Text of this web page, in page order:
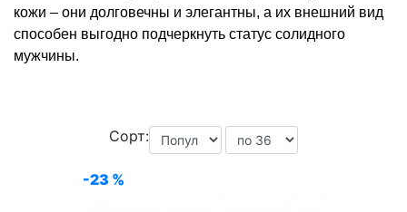
кожи – они долговечны и элегантны, а их внешний вид
способен выгодно подчеркнуть статус солидного
мужчины.
Сорт:
-23 %